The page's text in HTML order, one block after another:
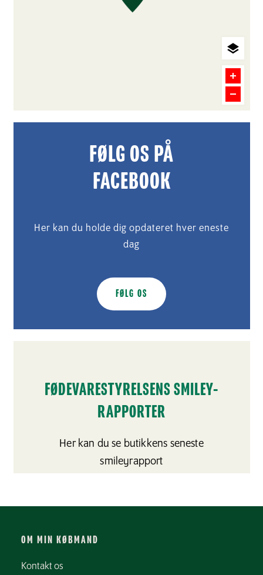
FØLG OS PÅ
FACEBOOK
Her kan du holde dig opdateret hver eneste
dag
FØLG OS
FØDEVARESTYRELSENS SMILEY-
RAPPORTER
Her kan du se butikkens seneste
smileyrapport
OM MIN KØBMAND
Kontakt os